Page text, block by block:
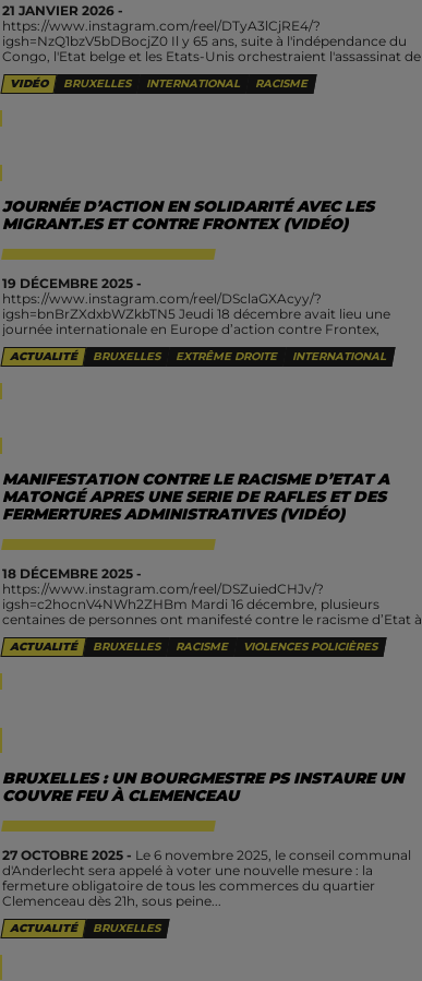
21 JANVIER 2026 -
https://www.instagram.com/reel/DTyA3lCjRE4/?
igsh=NzQ1bzV5bDBocjZ0 Il y 65 ans, suite à l'indépendance du
Congo, l'Etat belge et les Etats-Unis orchestraient l'assassinat de
Patrice Emery Lumumba, premier Premier ministre du Congo
indépendant et figure majeure des...
VIDÉO BRUXELLES INTERNATIONAL RACISME
JOURNÉE D’ACTION EN SOLIDARITÉ AVEC LES
MIGRANT.ES ET CONTRE FRONTEX (VIDÉO)
19 DÉCEMBRE 2025 -
https://www.instagram.com/reel/DSclaGXAcyy/?
igsh=bnBrZXdxbWZkbTN5 Jeudi 18 décembre avait lieu une
journée internationale en Europe d’action contre Frontex,
l’agence européenne de contrôle et de militarisation des
frontières de l’Europe et de l’espace Schengen, mais aussi...
ACTUALITÉ BRUXELLES EXTRÊME DROITE INTERNATIONAL
MANIFESTATION CONTRE LE RACISME D’ETAT A
MATONGÉ APRES UNE SERIE DE RAFLES ET DES
FERMERTURES ADMINISTRATIVES (VIDÉO)
18 DÉCEMBRE 2025 -
https://www.instagram.com/reel/DSZuiedCHJv/?
igsh=c2hocnV4NWh2ZHBm Mardi 16 décembre, plusieurs
centaines de personnes ont manifesté contre le racisme d’Etat à
Matongé et en soutien aux commerçant.es de la galerie. Cette
manifestation faisait suite à une « descente »...
ACTUALITÉ BRUXELLES RACISME VIOLENCES POLICIÈRES
BRUXELLES : UN BOURGMESTRE PS INSTAURE UN
COUVRE FEU À CLEMENCEAU
27 OCTOBRE 2025 - Le 6 novembre 2025, le conseil communal
d'Anderlecht sera appelé à voter une nouvelle mesure : la
fermeture obligatoire de tous les commerces du quartier
Clemenceau dès 21h, sous peine...
ACTUALITÉ BRUXELLES